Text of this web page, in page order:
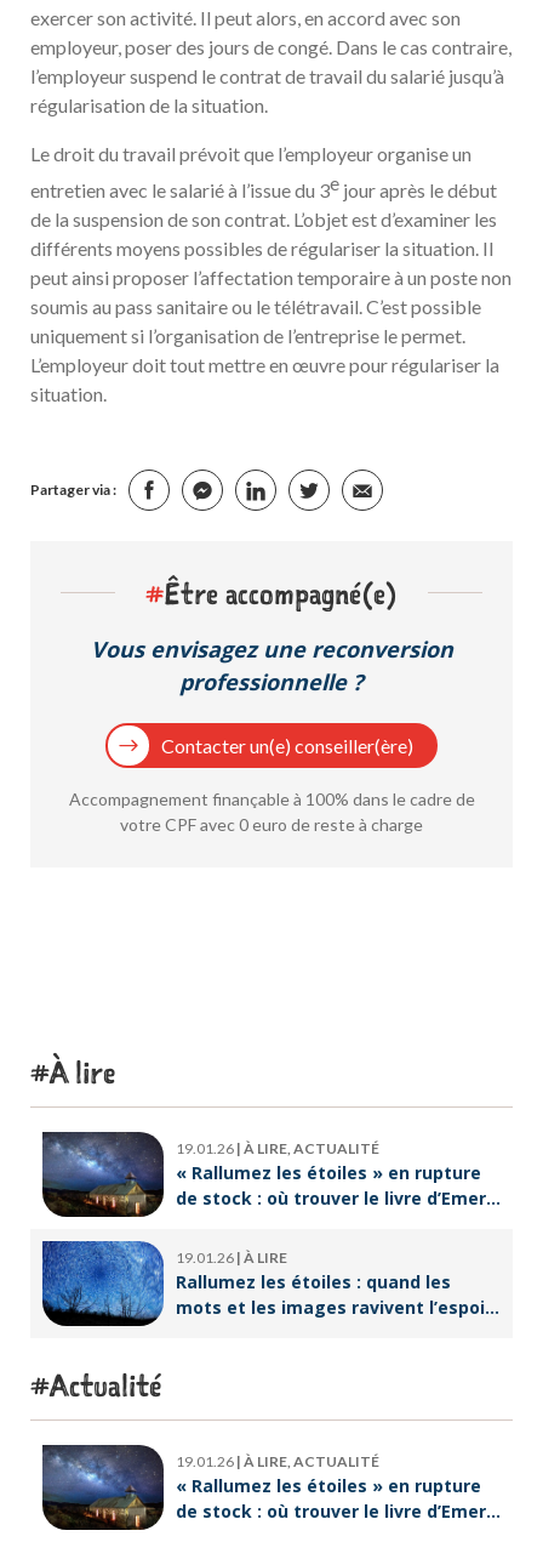
exercer son activité. Il peut alors, en accord avec son
employeur, poser des jours de congé. Dans le cas contraire,
l’employeur suspend le contrat de travail du salarié jusqu’à
régularisation de la situation.
Le droit du travail prévoit que l’employeur organise un
entretien avec le salarié à l’issue du 3e jour après le début
de la suspension de son contrat. L’objet est d’examiner les
différents moyens possibles de régulariser la situation. Il
peut ainsi proposer l’affectation temporaire à un poste non
soumis au pass sanitaire ou le télétravail. C’est possible
uniquement si l’organisation de l’entreprise le permet.
L’employeur doit tout mettre en œuvre pour régulariser la
situation.
Partager via :
#Être accompagné(e)
Vous envisagez une reconversion
professionnelle ?
Contacter un(e) conseiller(ère)
Accompagnement finançable à 100% dans le cadre de
votre CPF avec 0 euro de reste à charge
À lire
19.01.26 | À LIRE, ACTUALITÉ
« Rallumez les étoiles » en rupture
de stock : où trouver le livre d’Emeric
19.01.26 | À LIRE
Rallumez les étoiles : quand les
mots et les images ravivent l’espoir
Actualité
19.01.26 | À LIRE, ACTUALITÉ
« Rallumez les étoiles » en rupture
de stock : où trouver le livre d’Emeric